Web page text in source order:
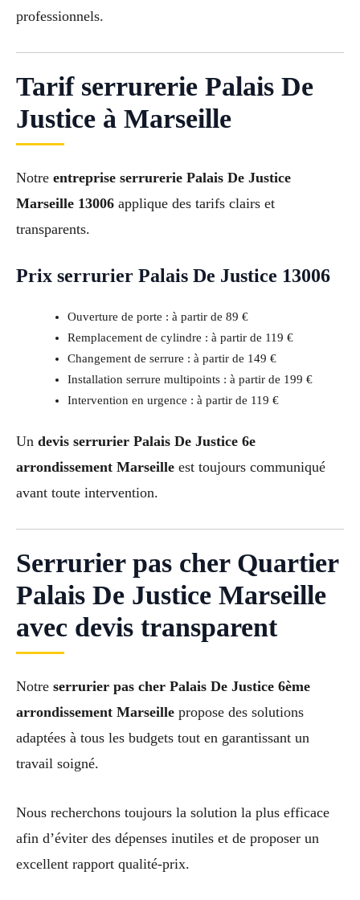
professionnels.
Tarif serrurerie Palais De
Justice à Marseille
Notre entreprise serrurerie Palais De Justice
Marseille 13006 applique des tarifs clairs et
transparents.
Prix serrurier Palais De Justice 13006
Ouverture de porte : à partir de 89 €
Remplacement de cylindre : à partir de 119 €
Changement de serrure : à partir de 149 €
Installation serrure multipoints : à partir de 199 €
Intervention en urgence : à partir de 119 €
Un devis serrurier Palais De Justice 6e
arrondissement Marseille est toujours communiqué
avant toute intervention.
Serrurier pas cher Quartier
Palais De Justice Marseille
avec devis transparent
Notre serrurier pas cher Palais De Justice 6ème
arrondissement Marseille propose des solutions
adaptées à tous les budgets tout en garantissant un
travail soigné.
Nous recherchons toujours la solution la plus efficace
afin d’éviter des dépenses inutiles et de proposer un
excellent rapport qualité-prix.